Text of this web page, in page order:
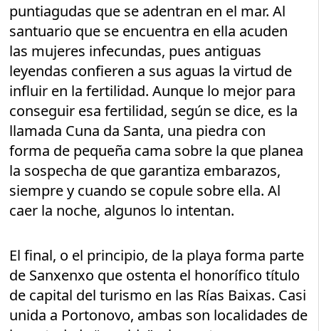
puntiagudas que se adentran en el mar. Al
santuario que se encuentra en ella acuden
las mujeres infecundas, pues antiguas
leyendas confieren a sus aguas la virtud de
influir en la fertilidad. Aunque lo mejor para
conseguir esa fertilidad, según se dice, es la
llamada Cuna da Santa, una piedra con
forma de pequeña cama sobre la que planea
la sospecha de que garantiza embarazos,
siempre y cuando se copule sobre ella. Al
caer la noche, algunos lo intentan.
El final, o el principio, de la playa forma parte
de Sanxenxo que ostenta el honorífico título
de capital del turismo en las Rías Baixas. Casi
unida a Portonovo, ambas son localidades de